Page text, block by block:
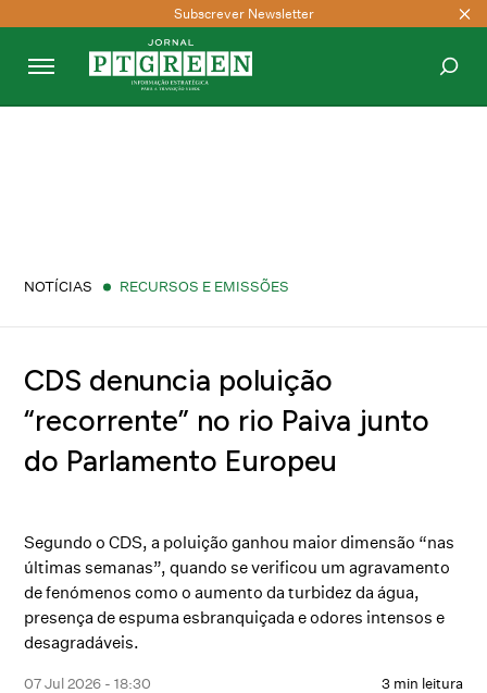
Subscrever Newsletter
NOTÍCIAS RECURSOS E EMISSÕES
CDS denuncia poluição
“recorrente” no rio Paiva junto
do Parlamento Europeu
Segundo o CDS, a poluição ganhou maior dimensão “nas
últimas semanas”, quando se verificou um agravamento
de fenómenos como o aumento da turbidez da água,
presença de espuma esbranquiçada e odores intensos e
desagradáveis.
07 Jul 2026 - 18:30 3 min leitura